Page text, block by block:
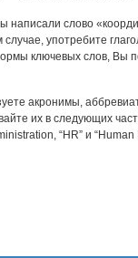
слово
употребите
ключевых слов, Вы
акронимы,
их в следующих
“HR” и “Human